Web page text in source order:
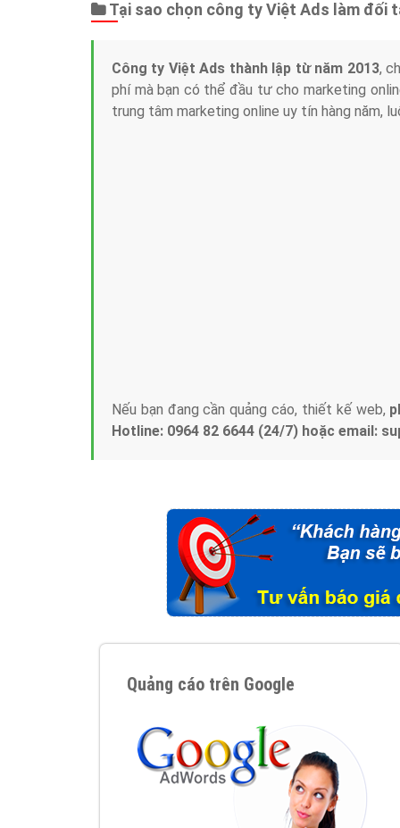
Tại sao chọn công ty Việt Ads làm đối
Công ty Việt Ads thành lập từ năm 2013,
phí mà bạn có thể đầu tư cho marketing
trung tâm marketing online uy tín hàng năm,
Nếu bạn đang cần quảng cáo, thiết kế web,
Hotline: 0964 82 6644 (24/7) hoặc email:
Quảng cáo trên Google